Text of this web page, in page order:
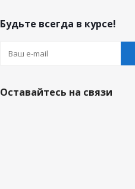
Будьте всегда в курсе!
Оставайтесь на связи